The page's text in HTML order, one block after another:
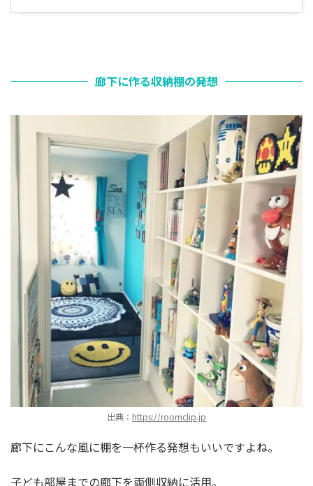
廊下に作る収納棚の発想
出典： https://roomclip.jp
廊下にこんな風に棚を一杯作る発想もいいですよね。
子ども部屋までの廊下を両側収納に活用。